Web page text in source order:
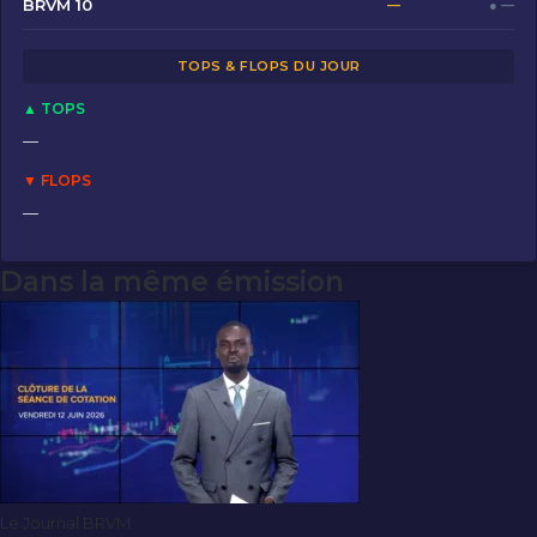
o n
BRVM 10 — ● —
TOPS & FLOPS DU JOUR
▲ TOPS
—
▼ FLOPS
—
Dans la même émission
Le Journal BRVM